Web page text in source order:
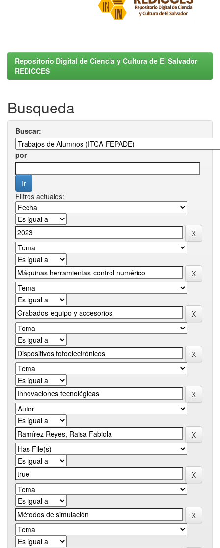
Repositorio Digital de Ciencia y Cultura de El Salvador
REDICCES
Busqueda
Buscar:
por
Filtros actuales: